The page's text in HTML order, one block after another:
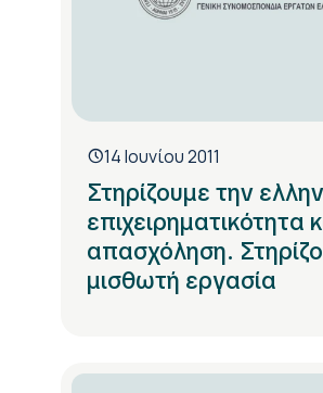
14 Ιουνίου 2011
Στηρίζουμε την
επιχειρηματικότητα
απασχόληση.
μισθωτή εργασία